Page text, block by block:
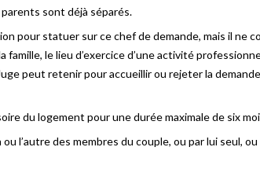
sont déjà séparés.
pour statuer sur ce chef de demande, mais il ne
le lieu d’exercice d’une activité
peut retenir pour accueillir ou rejeter la
du logement pour une durée maximale de six
l’autre des membres du couple, ou par lui seul,